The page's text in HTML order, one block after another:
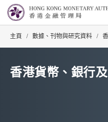
主頁 / 數據、刊物與研究資料 /
香港貨幣、銀行